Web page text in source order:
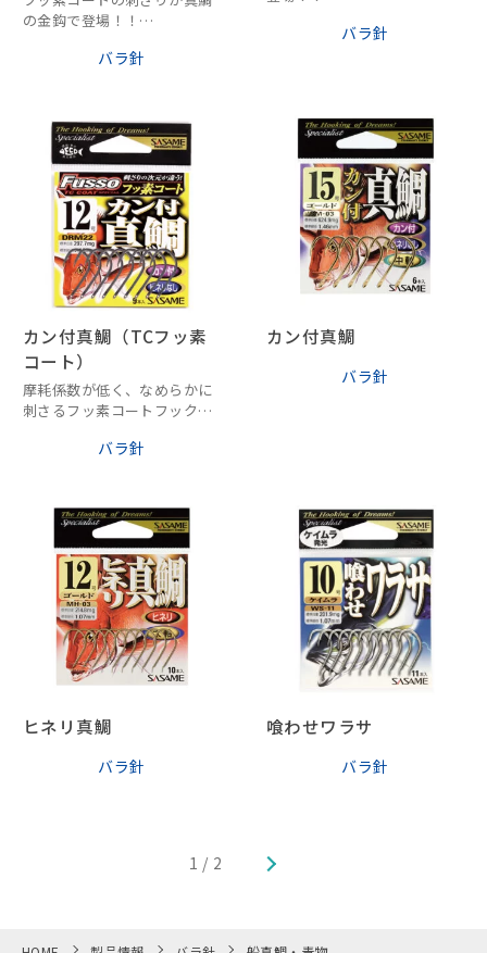
の金鈎で登場！！
を体感してください。
バラ針
バラ針
カン付真鯛（TCフッ素
コート）
摩耗係数が低く、なめらかに
刺さるフッ素コートフックで
カン付なので、すっぽ抜けな
バラ針
カン付真鯛
バラ針
ヒネリ真鯛
バラ針
喰わせワラサ
バラ針
1 / 2